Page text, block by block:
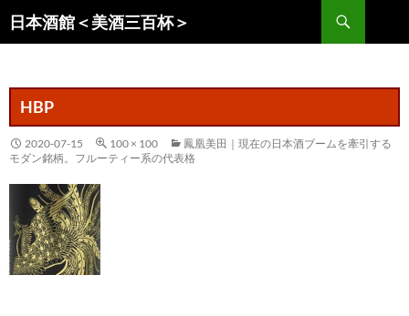
ン
ス
キ
ッ
日本酒館＜美酒三百杯＞
索
HBP
2020-07-15 100 × 100
鳳凰美田｜現在の日本酒ブームを牽引する
モダン銘柄。フルーティー系の代表格